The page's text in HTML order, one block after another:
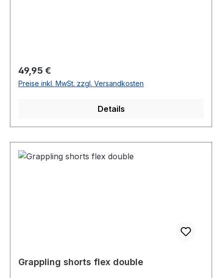
Regulärer Preis:
49,95 €
Preise inkl. MwSt. zzgl. Versandkosten
Details
Grappling shorts flex double